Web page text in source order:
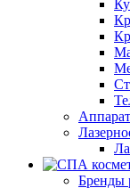
Бренды